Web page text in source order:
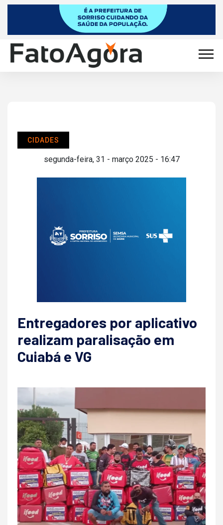
CIDADES
segunda-feira, 31 - março 2025 - 16:47
Entregadores por aplicativo
realizam paralisação em
Cuiabá e VG